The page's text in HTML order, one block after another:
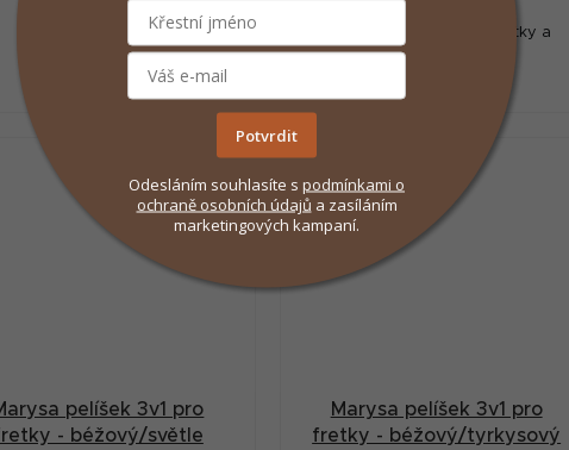
Oblíbená hamaka pro fretky a
hlodavce
pelíšek 3v1 pro
- béžový/světle
Marysa pelíšek 3v1 pro
fretky - béžový/tyrkysový
Potvrdit
Odesláním souhlasíte s podmínkami o
ochraně osobních údajů a zasíláním
marketingových kampaní.